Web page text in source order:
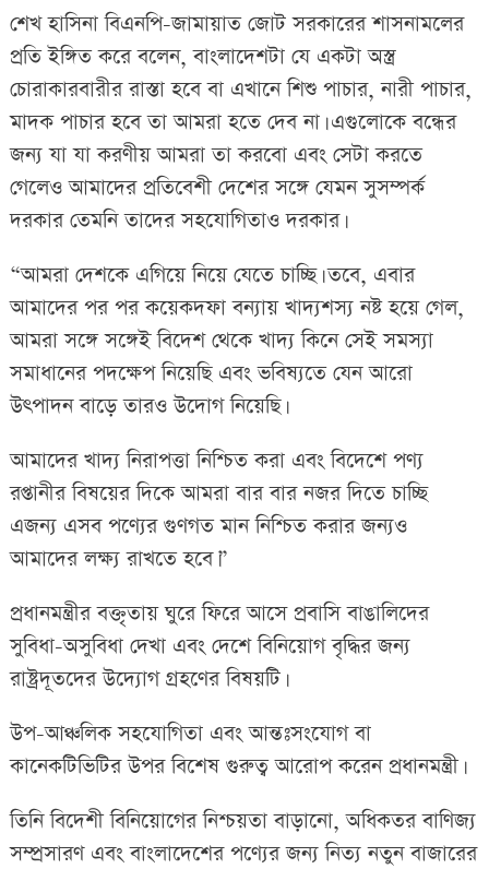
শেখ হাসিনা বিএনপি-জামায়াত জোট সরকারের শাসনামলের
প্রতি ইঙ্গিত করে বলেন, বাংলাদেশটা যে একটা অস্ত্র
চোরাকারবারীর রাস্তা হবে বা এখানে শিশু পাচার, নারী পাচার,
মাদক পাচার হবে তা আমরা হতে দেব না। এগুলোকে বন্ধের
জন্য যা যা করণীয় আমরা তা করবো এবং সেটা করতে
গেলেও আমাদের প্রতিবেশী দেশের সঙ্গে যেমন সুসম্পর্ক
দরকার তেমনি তাদের সহযোগিতাও দরকার।
“আমরা দেশকে এগিয়ে নিয়ে যেতে চাচ্ছি। তবে, এবার
আমাদের পর পর কয়েকদফা বন্যায় খাদ্যশস্য নষ্ট হয়ে গেল,
আমরা সঙ্গে সঙ্গেই বিদেশ থেকে খাদ্য কিনে সেই সমস্যা
সমাধানের পদক্ষেপ নিয়েছি এবং ভবিষ্যতে যেন আরো
উৎপাদন বাড়ে তারও উদোগ নিয়েছি।
আমাদের খাদ্য নিরাপত্তা নিশ্চিত করা এবং বিদেশে পণ্য
রপ্তানীর বিষয়ের দিকে আমরা বার বার নজর দিতে চাচ্ছি
এজন্য এসব পণ্যের গুণগত মান নিশ্চিত করার জন্যও
আমাদের লক্ষ্য রাখতে হবে।”
প্রধানমন্ত্রীর বক্তৃতায় ঘুরে ফিরে আসে প্রবাসি বাঙালিদের
সুবিধা-অসুবিধা দেখা এবং দেশে বিনিয়োগ বৃদ্ধির জন্য
রাষ্ট্রদূতদের উদ্যোগ গ্রহণের বিষয়টি।
উপ-আঞ্চলিক সহযোগিতা এবং আন্তঃসংযোগ বা
কানেকটিভিটির উপর বিশেষ গুরুত্ব আরোপ করেন প্রধানমন্ত্রী।
তিনি বিদেশী বিনিয়োগের নিশ্চয়তা বাড়ানো, অধিকতর বাণিজ্য
সম্প্রসারণ এবং বাংলাদেশের পণ্যের জন্য নিত্য নতুন বাজারের